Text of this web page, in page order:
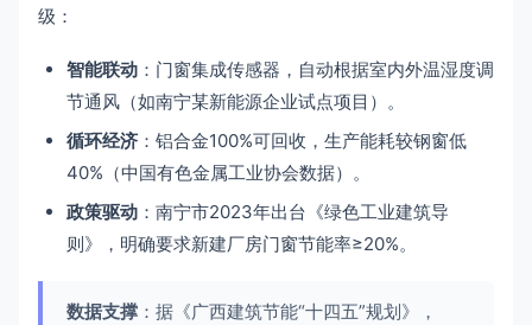
级：
智能联动 ：门窗集成传感器，自动根据室内外温湿度调
节通风（如南宁某新能源企业试点项目）。
循环经济 ：铝合金100%可回收，生产能耗较钢窗低
40%（中国有色金属工业协会数据）。
政策驱动 ：南宁市2023年出台《绿色工业建筑导
则》，明确要求新建厂房门窗节能率≥20%。
数据支撑 ：据《广西建筑节能“十四五”规划》，